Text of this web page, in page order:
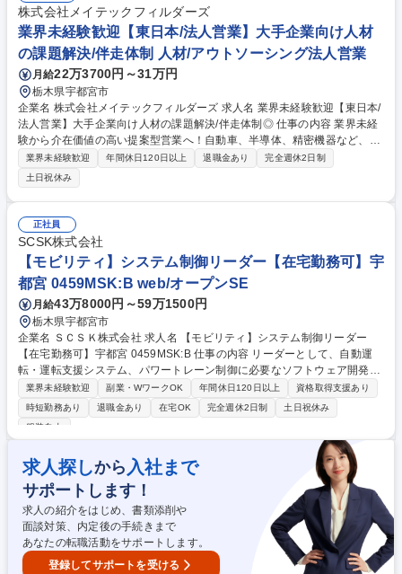
補助業務のみで現場での建設実作業は行いません。 【業務内容の変更の範
囲】当社の指定する業務 募集職種 【建築施工管理】栃木勤務／未経験か
ら経験者まで歓迎◆官公庁案件多数で安定
株式会社メイテックフィルダーズ
業界未経験歓迎【東日本/法人営業】大手企業向け人材
の課題解決/伴走体制 人材/アウトソーシング法人営業
月給22万3700円～31万円
栃木県宇都宮市
企業名 株式会社メイテックフィルダーズ 求人名 業界未経験歓迎【東日本/
法人営業】大手企業向け人材の課題解決/伴走体制◎ 仕事の内容 業界未経
験から介在価値の高い提案型営業へ！自動車、半導体、精密機器など、日
本のモノづくりを支える大手・優良メーカーの人材領域の課題解決と、正
社員エンジニアのキャリア支援を両立する法人営業です。 【対企業(5
割)】担当顧客は5～10社。大手・優良メーカーの技術課題をヒアリング
し、エンジニアをマッチングする提案型の法人営業。 【対エンジニア(5
割)】担当は30～40名。エンジニアのキャリアに寄り添い、希望に沿った
プロジェクトへ導く伴走支援。 ★魅力：メイテックフィルダーズならでは
の「段階的な育成・伴走体制による成長環境」が特徴。企業と人の成長双
方に深く介在できる提案型の営業としてキャリアアップ可能。 募集職種
業界未経験歓迎【東日本/法人営業】大手企業向け人材の課題解決/伴走体
制◎
業界未経験歓迎 年間休日120日以上 退職金あり
完全週休2日制
土日祝休み
正社員
SCSK株式会社
【モビリティ】システム制御リーダー【在宅勤務可】宇
都宮 0459MSK:B web/オープンSE
月給43万8000円～59万1500円
栃木県宇都宮市
企業名 ＳＣＳＫ株式会社 求人名 【モビリティ】システム制御リーダー
【在宅勤務可】宇都宮 0459MSK:B 仕事の内容 リーダーとして、自動運
転・運転支援システム、パワートレーン制御に必要なソフトウェア開発業
務をお任せします。 ■ソフトウェア開発の一連の工程（要求定義、設計、
実装、テスト） ■先進機能の研究開発 ■ソフトウェアをROS(Robot Opera
ting System)とC++で開発 ■量産向け制御ソフトウェアをMATLAB/Simulin
関係を築くことができており、お互いの強みを活かしながら業務を進めて
おります。また、5-10名程度のチームを組み、お互い協力しながら仕事を
進めております。 募集職種 【モビリティ】システム制御リーダー【在宅
勤務可】宇都宮 0459MSK:B
業界未経験歓迎 副業・WワークOK 年間休日120日以上
資格取得支援あり
時短勤務あり
退職金あり 在宅OK 完全週休2日制
土日祝休み
服装自由
求人探しから 入社まで
サポートします！
求人の紹介をはじめ、書類添削や
面談対策、内定後の手続きまで
あなたの転職活動をサポートします。
登録してサポートを受ける